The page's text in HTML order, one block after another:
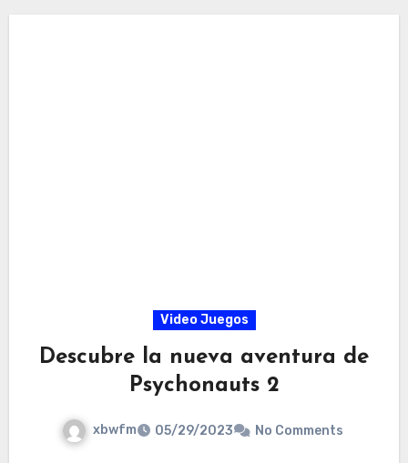
Video Juegos
Descubre la nueva aventura de
Psychonauts 2
xbwfm 05/29/2023 No Comments